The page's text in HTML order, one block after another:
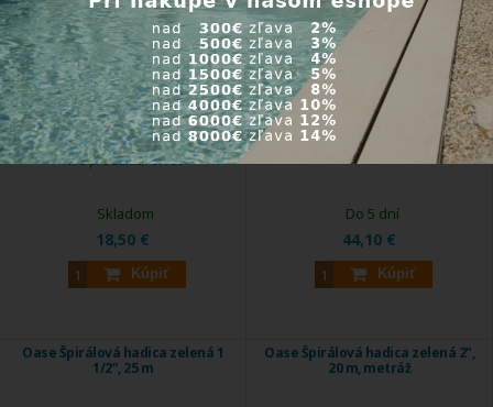
Na pripojenie rôznych priemerov
hadíc.
Kód produktu:57759
18,50 €
Kúpiť
Skladom
Oase Y - rozdeľovač na hadicu 1 1/2".
Kód produktu:
44,10 €
Kúpiť
Do 5 dní
Oase Špirálová hadica zelená 1
1/2", 25 m
Oase Špirálová hadica zelená 2",
20 m, metráž